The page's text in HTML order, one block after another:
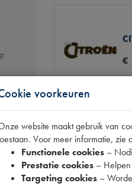
€
€
voorkeuren
website maakt gebruik van
Voor meer informatie, zie
Functionele cookies –
Prestatie cookies –
Targeting cookies –